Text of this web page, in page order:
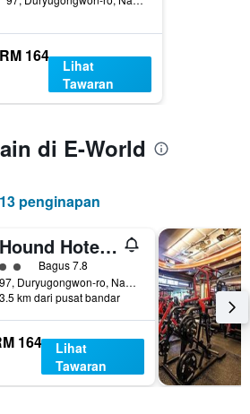
RM 164
Lihat
Tawaran
di E-World
penginapan
Hound Hotel Daegu
penarafan kelas 2
Bagus 7.8
97, Duryugongwon-ro, Nam-gu, Daegu, Korea Selatan
3.5 km dari pusat bandar
164
Lihat
Tawaran